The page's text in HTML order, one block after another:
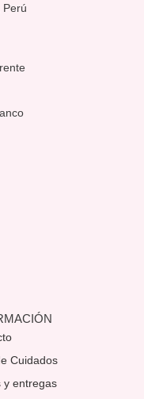
Perú
Cuidados
y entregas